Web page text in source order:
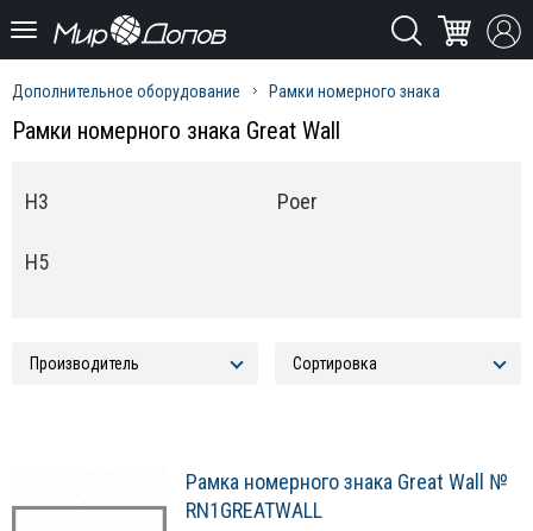
Дополнительное оборудование Рамки номерного знака
Рамки номерного знака Great Wall
H3
H5
Poer
Рамка номерного знака Great Wall №
RN1GREATWALL